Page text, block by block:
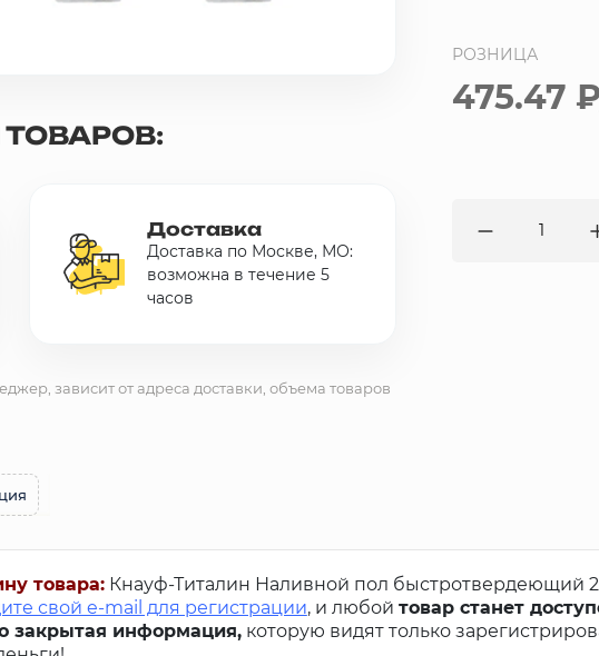
Доставка
Доставка по Москве, МО:
возможна в течение 5
часов
зависит от адреса доставки, объема товаров
РОЗНИЦА
475.47 ₽
товара: Кнауф-Титалин Наливной пол быстротвердеющий
свой e-mail для регистрации, и любой товар станет
закрытая информация,которую видят только